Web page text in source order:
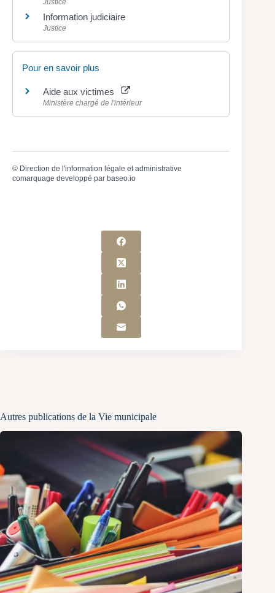
Information judiciaire
Justice
Pour en savoir plus
Aide aux victimes
Ministère chargé de l'intérieur
© Direction de l'information légale et administrative
comarquage developpé par baseo.io
Autres publications de la Vie municipale